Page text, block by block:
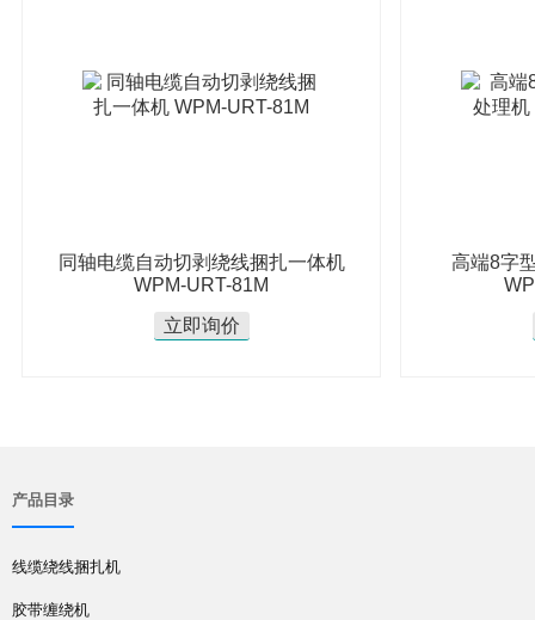
同轴电缆自动切剥绕线捆扎一体机
WPM-URT-81M
立即询价
高端8字
产品目录
线缆绕线捆扎机
胶带缠绕机